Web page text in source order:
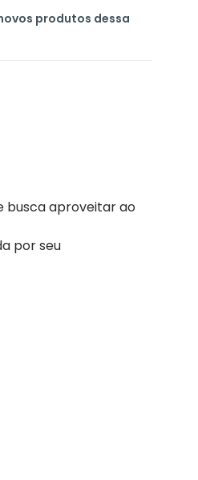
produtos dessa
busca aproveitar ao
por seu